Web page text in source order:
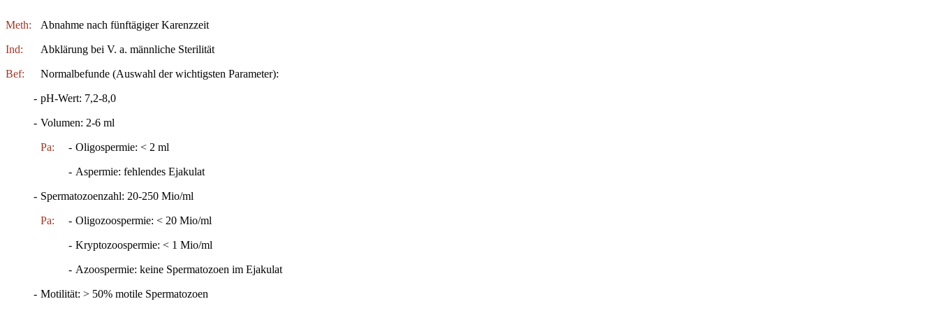
Meth: Abnahme nach fünftägiger Karenzzeit
Ind: Abklärung bei V. a. männliche Sterilität
Bef: Normalbefunde (Auswahl der wichtigsten Parameter):
- pH-Wert: 7,2-8,0
- Volumen: 2-6 ml
Pa: - Oligospermie: < 2 ml
- Aspermie: fehlendes Ejakulat
- Spermatozoenzahl: 20-250 Mio/ml
Pa: - Oligozoospermie: < 20 Mio/ml
- Kryptozoospermie: < 1 Mio/ml
- Azoospermie: keine Spermatozoen im Ejakulat
- Motilität: > 50% motile Spermatozoen